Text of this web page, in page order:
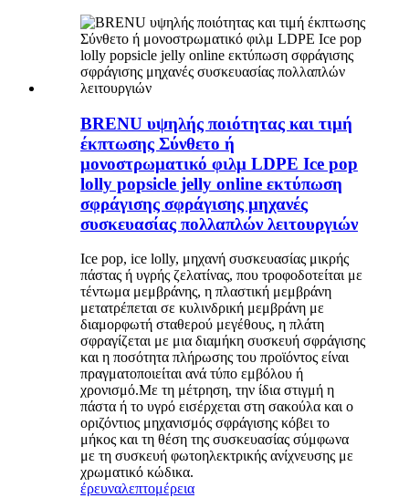
BRENU υψηλής ποιότητας και τιμή
έκπτωσης Σύνθετο ή
μονοστρωματικό φιλμ LDPE Ice pop
lolly popsicle jelly online εκτύπωση
σφράγισης σφράγισης μηχανές
συσκευασίας πολλαπλών λειτουργιών
Ice pop, ice lolly, μηχανή συσκευασίας μικρής
πάστας ή υγρής ζελατίνας, που τροφοδοτείται με
τέντωμα μεμβράνης, η πλαστική μεμβράνη
μετατρέπεται σε κυλινδρική μεμβράνη με
διαμορφωτή σταθερού μεγέθους, η πλάτη
σφραγίζεται με μια διαμήκη συσκευή σφράγισης
και η ποσότητα πλήρωσης του προϊόντος είναι
πραγματοποιείται ανά τύπο εμβόλου ή
χρονισμό.Με τη μέτρηση, την ίδια στιγμή η
πάστα ή το υγρό εισέρχεται στη σακούλα και ο
οριζόντιος μηχανισμός σφράγισης κόβει το
μήκος και τη θέση της συσκευασίας σύμφωνα
με τη συσκευή φωτοηλεκτρικής ανίχνευσης με
χρωματικό κώδικα.
έρευναλεπτομέρεια